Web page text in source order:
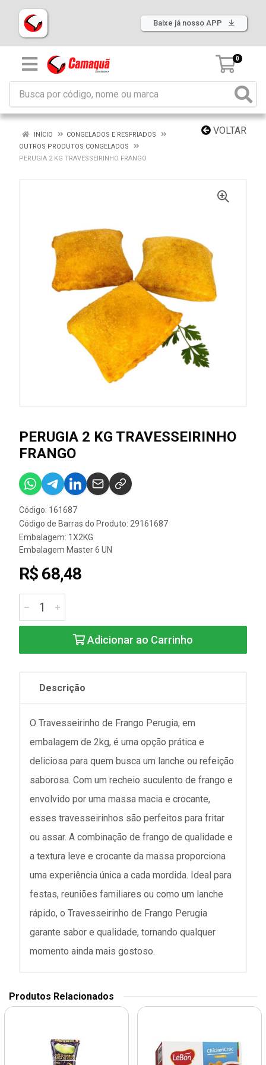
Baixe já nosso APP
0
VOLTAR
INÍCIO
CONGELADOS E RESFRIADOS
OUTROS PRODUTOS CONGELADOS
PERUGIA 2 KG TRAVESSEIRINHO FRANGO
PERUGIA 2 KG TRAVESSEIRINHO
FRANGO
Código: 161687
Código de Barras do Produto: 29161687
Embalagem: 1X2KG
Embalagem Master 6 UN
R$ 68,48
Adicionar ao Carrinho
Descrição
O Travesseirinho de Frango Perugia, em
embalagem de 2kg, é uma opção prática e
deliciosa para quem busca um lanche ou refeição
saborosa. Com um recheio suculento de frango e
envolvido por uma massa macia e crocante,
esses travesseirinhos são perfeitos para fritar
ou assar. A combinação de frango de qualidade e
a textura leve e crocante da massa proporciona
uma experiência única a cada mordida. Ideal para
festas, reuniões familiares ou como um lanche
rápido, o Travesseirinho de Frango Perugia
garante sabor e qualidade, tornando qualquer
momento ainda mais gostoso.
Produtos Relacionados